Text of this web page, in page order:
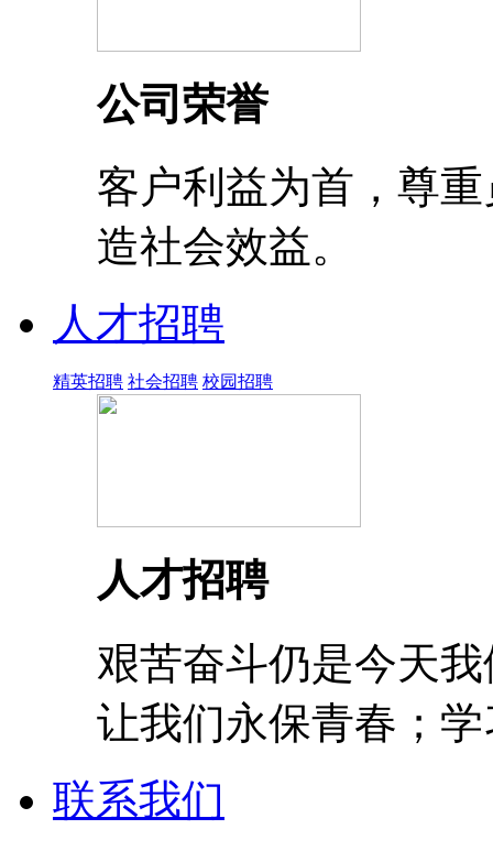
公司荣誉
客户利益为首，尊
造社会效益。
人才招聘
精英招聘 社会招聘 校园招聘
人才招聘
艰苦奋斗仍是今天
让我们永保青春；
联系我们